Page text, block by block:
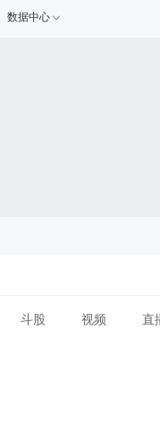
数据中心
斗股 视频 直